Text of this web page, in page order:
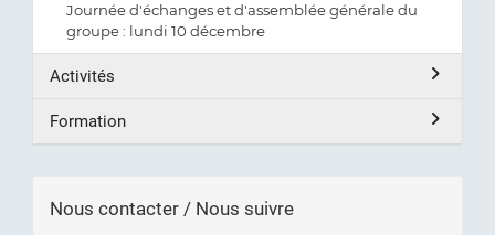
Journée d'échanges et d'assemblée générale du
groupe : lundi 10 décembre
Activités
Formation
Nous contacter / Nous suivre